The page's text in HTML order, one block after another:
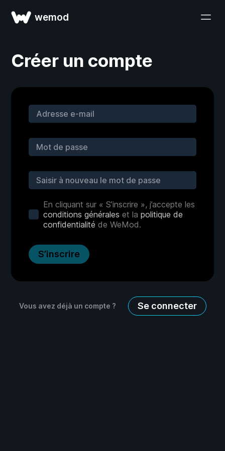
wemod
Créer un compte
S’inscrire
En cliquant sur « S’inscrire », j’accepte les
conditions générales et la politique de
confidentialité de WeMod.
Vous avez déjà un compte ? Se connecter